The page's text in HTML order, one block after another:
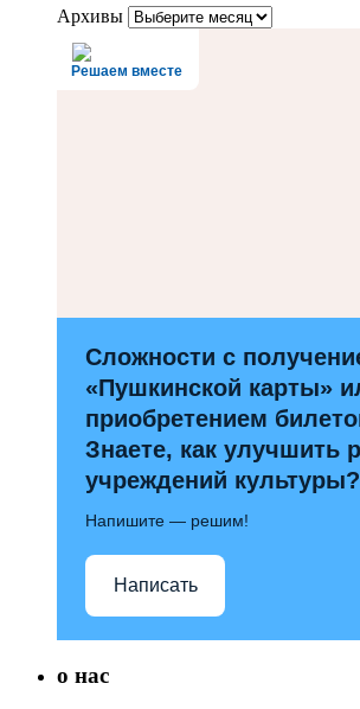
Архивы
Решаем вместе
Сложности с
«Пушкинской карты»
приобретением
Знаете, как улучшить
учреждений культуры?
Напишите — решим!
Написать
о нас